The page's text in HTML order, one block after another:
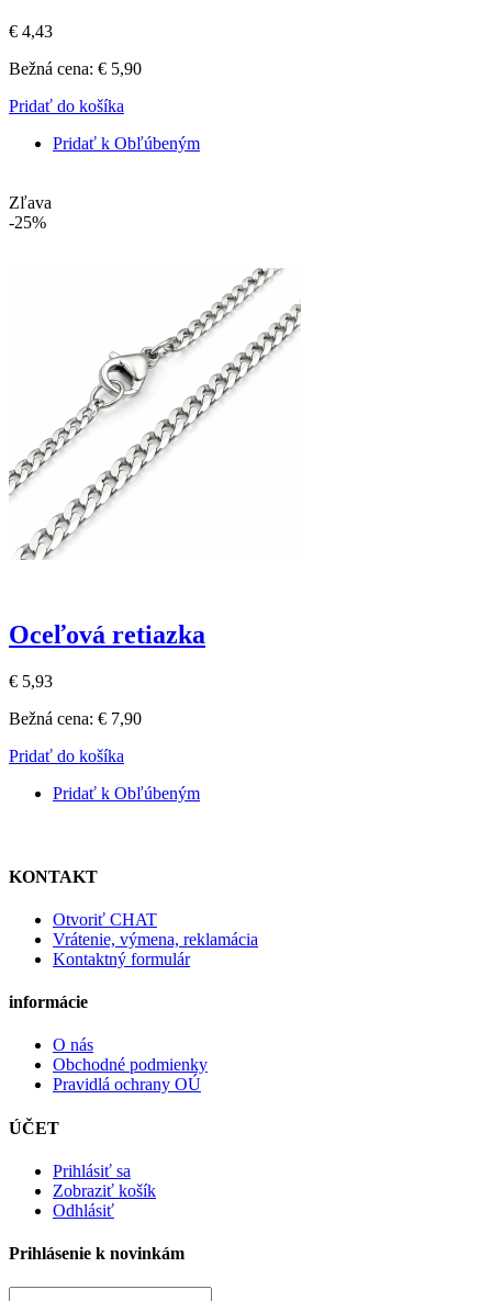
€ 4,43
Bežná cena: € 5,90
Pridať do košíka
Pridať k Obľúbeným
Zľava
-25%
Oceľová retiazka
€ 5,93
Bežná cena: € 7,90
Pridať do košíka
Pridať k Obľúbeným
KONTAKT
Otvoriť CHAT
Vrátenie, výmena, reklamácia
Kontaktný formulár
informácie
O nás
Obchodné podmienky
Pravidlá ochrany OÚ
ÚČET
Prihlásiť sa
Zobraziť košík
Odhlásiť
Prihlásenie k novinkám